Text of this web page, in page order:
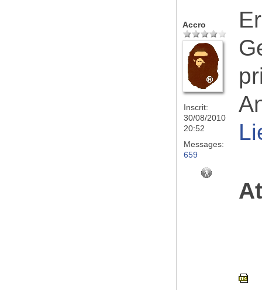
Accro
Inscrit:
30/08/2010
20:52
Messages:
659